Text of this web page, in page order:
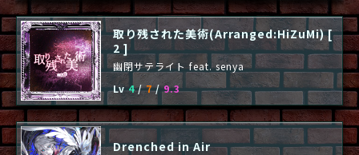
取り残された美術(Arranged:HiZuMi) [
2 ]
幽閉サテライト feat. senya
Lv4/7/9.3
Drenched in Air